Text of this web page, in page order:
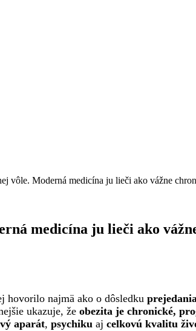
vôle. Moderná medicína ju lieči ako vážne
medicína ju lieči ako
hovorilo najmä ako o dôsledku
ukazuje, že obezita je chronické,
aparát, psychiku aj celkovú kvalitu